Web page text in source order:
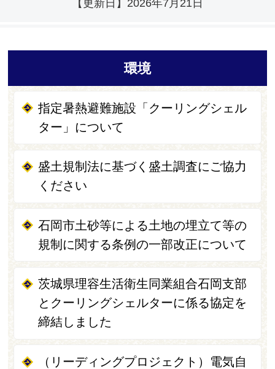
【更新日】 2026年7月21日
環境
指定暑熱避難施設「クーリングシェル
ター」について
盛土規制法に基づく盛土調査にご協力
ください
石岡市土砂等による土地の埋立て等の
規制に関する条例の一部改正について
茨城県理容生活衛生同業組合石岡支部
とクーリングシェルターに係る協定を
締結しました
（リーディングプロジェクト）電気自